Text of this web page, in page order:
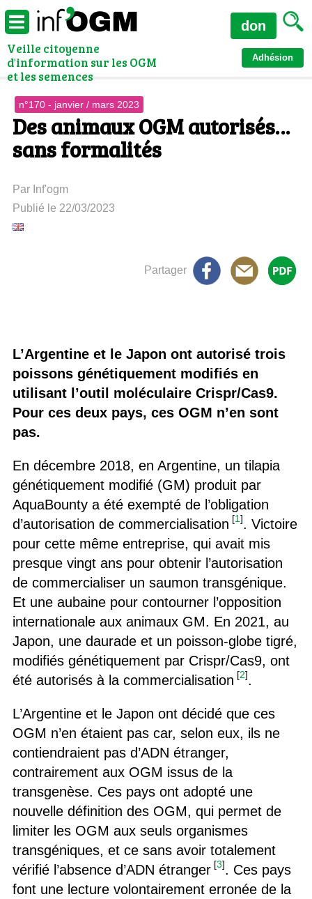
Veille citoyenne
d'information sur les OGM
et les semences
Adhésion
don
n°170 - janvier / mars 2023
Des animaux OGM autorisés…
sans formalités
Par Inf'ogm
Publié le 22/03/2023
Partager
L’Argentine et le Japon ont autorisé trois
poissons génétiquement modifiés en
utilisant l’outil moléculaire Crispr/Cas9.
Pour ces deux pays, ces OGM n’en sont
pas.
En décembre 2018, en Argentine, un tilapia
génétiquement modifié (GM) produit par
AquaBounty a été exempté de l’obligation
d’autorisation de commercialisation [1]. Victoire
pour cette même entreprise, qui avait mis
presque vingt ans pour obtenir l’autorisation
de commercialiser un saumon transgénique.
Et une aubaine pour contourner l’opposition
internationale aux animaux GM. En 2021, au
Japon, une daurade et un poisson-globe tigré,
modifiés génétiquement par Crispr/Cas9, ont
été autorisés à la commercialisation [2].
L’Argentine et le Japon ont décidé que ces
OGM n’en étaient pas car, selon eux, ils ne
contiendraient pas d’ADN étranger,
contrairement aux OGM issus de la
transgenèse. Ces pays ont adopté une
nouvelle définition des OGM, qui permet de
limiter les OGM aux seuls organismes
transgéniques, et ce sans avoir totalement
vérifié l’absence d’ADN étranger [3]. Ces pays
font une lecture volontairement erronée de la